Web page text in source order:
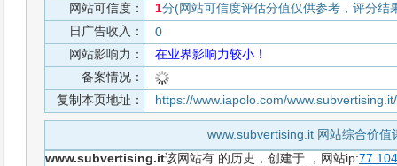
网站可信度：
1分(网站可信度评估分值仅供参考，评分结
日广告收入：
0
网站影响力：
在业界影响力较小！
备案情况：
复制本页地址：
https://www.iapolo.com/
www.subvertising.it 网站综合价值
www.subvertising.it该网站有 的历史，创建于 ，网站ip: